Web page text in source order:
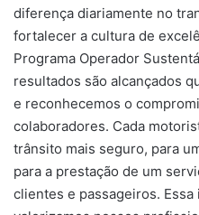
diferença diariamente no
fortalecer a cultura de
Programa Operador
resultados são alcançados
e reconhecemos o
colaboradores. Cada
trânsito mais seguro, para
para a prestação de um
clientes e passageiros.